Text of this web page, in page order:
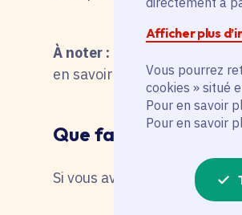
Afficher plus
Vous pourrez
cookies » situé
Pour en savoir
Pour en savoir
À noter :
pour une
en savoir plus en
Que faire en cas de
Si vous avez besoin d'une